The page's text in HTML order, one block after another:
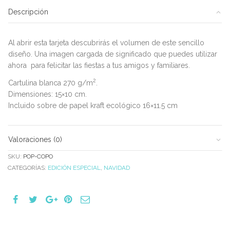
Descripción
Al abrir esta tarjeta descubrirás el volumen de este sencillo
diseño. Una imagen cargada de significado que puedes utilizar
ahora para felicitar las fiestas a tus amigos y familiares.
Cartulina blanca 270 g/m2
Dimensiones: 15×10 cm.
Incluido sobre de papel kraft ecológico 16×11.5 cm
Valoraciones (0)
SKU: POP-COPO
CATEGORÍAS: EDICIÓN ESPECIAL NAVIDAD